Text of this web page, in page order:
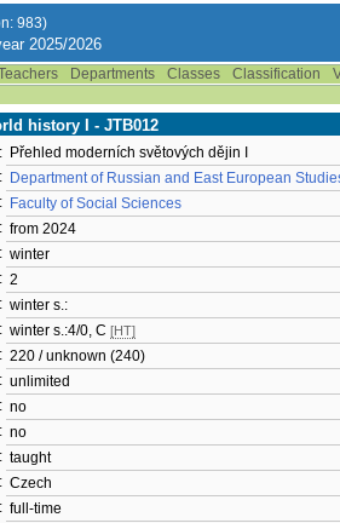
983)
2025/2026
Departments Classes Classification
history I - JTB012
Přehled moderních světových dějin I
Department of Russian and East European
Faculty of Social Sciences
from 2024
winter
2
winter s.:
winter s.:4/0, C [HT]
220 / unknown (240)
unlimited
no
no
taught
Czech
full-time